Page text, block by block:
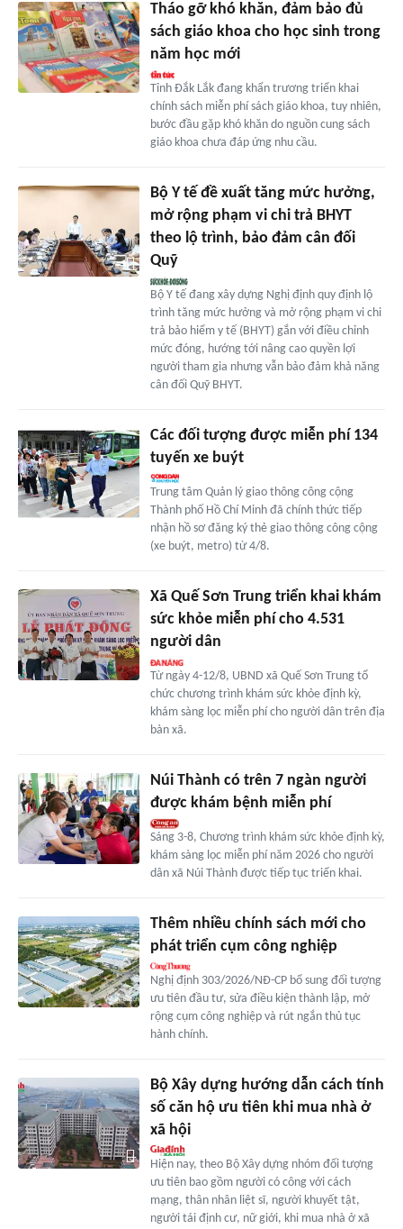
Tháo gỡ khó khăn, đảm bảo đủ
sách giáo khoa cho học sinh trong
năm học mới
Tỉnh Đắk Lắk đang khẩn trương triển khai
chính sách miễn phí sách giáo khoa, tuy nhiên,
bước đầu gặp khó khăn do nguồn cung sách
giáo khoa chưa đáp ứng nhu cầu.
Bộ Y tế đề xuất tăng mức hưởng,
mở rộng phạm vi chi trả BHYT
theo lộ trình, bảo đảm cân đối
Quỹ
Bộ Y tế đang xây dựng Nghị định quy định lộ
trình tăng mức hưởng và mở rộng phạm vi chi
trả bảo hiểm y tế (BHYT) gắn với điều chỉnh
mức đóng, hướng tới nâng cao quyền lợi
người tham gia nhưng vẫn bảo đảm khả năng
cân đối Quỹ BHYT.
Các đối tượng được miễn phí 134
tuyến xe buýt
Trung tâm Quản lý giao thông công cộng
Thành phố Hồ Chí Minh đã chính thức tiếp
nhận hồ sơ đăng ký thẻ giao thông công cộng
(xe buýt, metro) từ 4/8.
Xã Quế Sơn Trung triển khai khám
sức khỏe miễn phí cho 4.531
người dân
Từ ngày 4-12/8, UBND xã Quế Sơn Trung tổ
chức chương trình khám sức khỏe định kỳ,
khám sàng lọc miễn phí cho người dân trên địa
bàn xã.
Núi Thành có trên 7 ngàn người
được khám bệnh miễn phí
Sáng 3-8, Chương trình khám sức khỏe định kỳ,
khám sàng lọc miễn phí năm 2026 cho người
dân xã Núi Thành được tiếp tục triển khai.
Thêm nhiều chính sách mới cho
phát triển cụm công nghiệp
Nghị định 303/2026/NĐ-CP bổ sung đối tượng
ưu tiên đầu tư, sửa điều kiện thành lập, mở
rộng cụm công nghiệp và rút ngắn thủ tục
hành chính.
Bộ Xây dựng hướng dẫn cách tính
số căn hộ ưu tiên khi mua nhà ở
xã hội
Hiện nay, theo Bộ Xây dựng nhóm đối tượng
ưu tiên bao gồm người có công với cách
mạng, thân nhân liệt sĩ, người khuyết tật,
người tái định cư, nữ giới, khi mua nhà ở xã